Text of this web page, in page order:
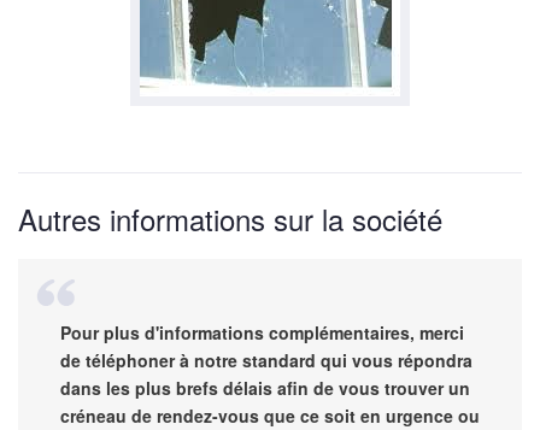
Autres informations sur la société
Pour plus d'informations complémentaires, merci
de téléphoner à notre standard qui vous répondra
dans les plus brefs délais afin de vous trouver un
créneau de rendez-vous que ce soit en urgence ou